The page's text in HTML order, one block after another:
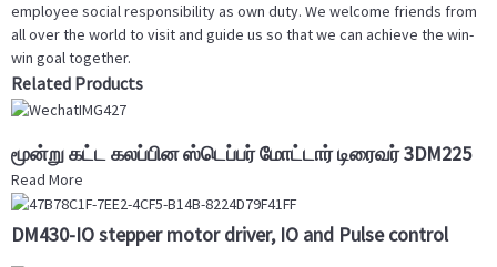
employee social responsibility as own duty. We welcome friends from
all over the world to visit and guide us so that we can achieve the win-
win goal together.
Related Products
மூன்று கட்ட கலப்பின ஸ்டெப்பர் மோட்டார் டிரைவர் 3DM225
Read More
DM430-IO stepper motor driver, IO and Pulse control